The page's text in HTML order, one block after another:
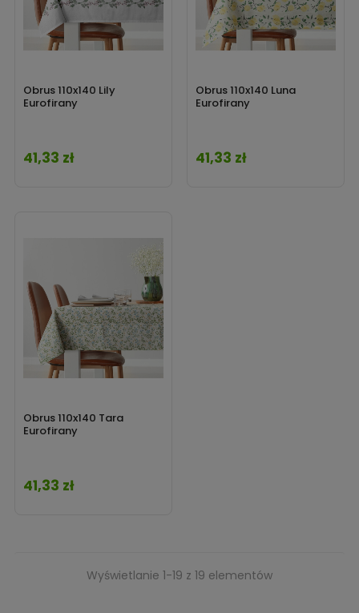
Obrus 110x140 Lily
Eurofirany
Cena
41,33 zł
Obrus 110x140 Luna
Eurofirany
Cena
41,33 zł
Obrus 110x140 Tara
Eurofirany
Cena
41,33 zł
Wyświetlanie 1-19 z 19 elementów